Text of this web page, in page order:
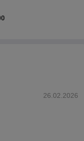
26.02.2026